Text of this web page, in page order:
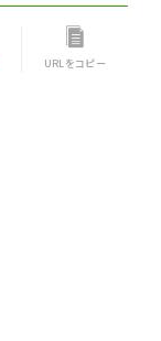
URLをコピー